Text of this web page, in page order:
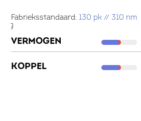
Fabrieksstandaard:130 pk // 310 nm
VERMOGEN
KOPPEL